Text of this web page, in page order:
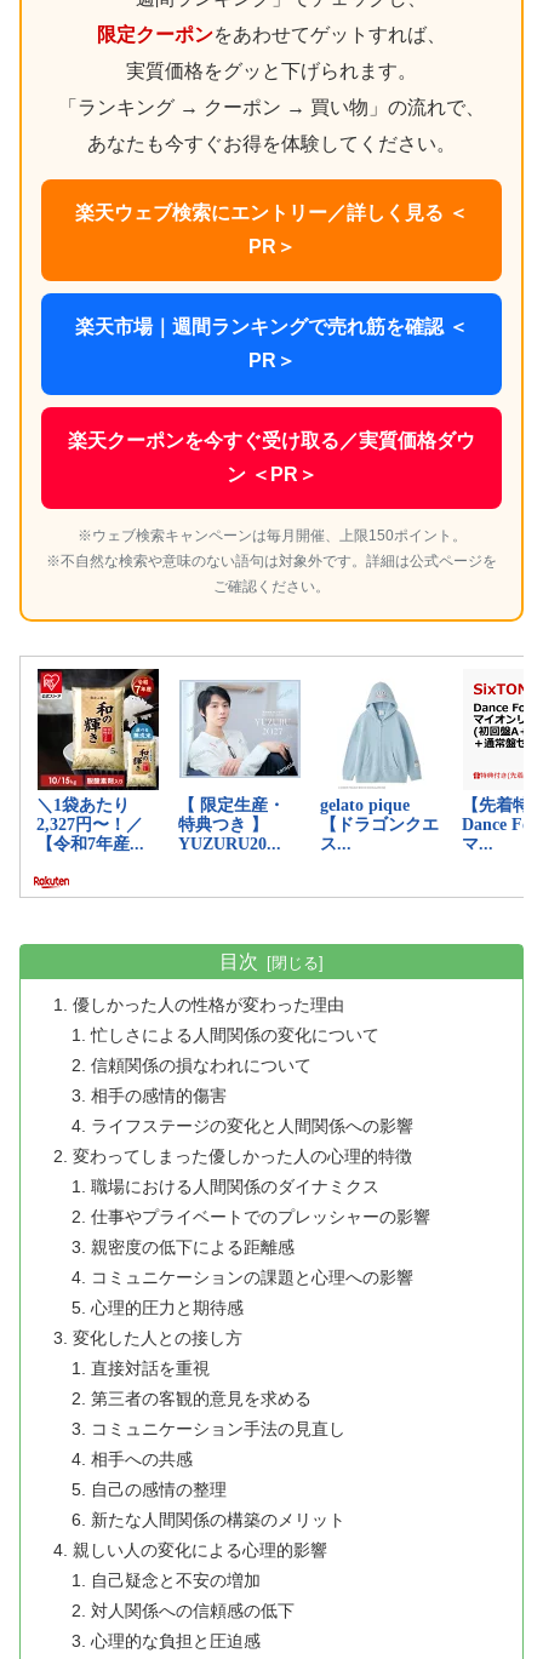
限定クーポンをあわせてゲットすれば、
実質価格をグッと下げられます。
「ランキング → クーポン → 買い物」の流れで、
あなたも今すぐお得を体験してください。
楽天ウェブ検索にエントリー／詳しく見る ＜
PR＞
楽天市場｜週間ランキングで売れ筋を確認 ＜
PR＞
楽天クーポンを今すぐ受け取る／実質価格ダウ
ン ＜PR＞
※ウェブ検索キャンペーンは毎月開催、上限150ポイント。
※不自然な検索や意味のない語句は対象外です。詳細は公式ページを
ご確認ください。
目次
優しかった人の性格が変わった理由
忙しさによる人間関係の変化について
信頼関係の損なわれについて
相手の感情的傷害
ライフステージの変化と人間関係への影響
変わってしまった優しかった人の心理的特徴
職場における人間関係のダイナミクス
仕事やプライベートでのプレッシャーの影響
親密度の低下による距離感
コミュニケーションの課題と心理への影響
心理的圧力と期待感
変化した人との接し方
直接対話を重視
第三者の客観的意見を求める
コミュニケーション手法の見直し
相手への共感
自己の感情の整理
新たな人間関係の構築のメリット
親しい人の変化による心理的影響
自己疑念と不安の増加
対人関係への信頼感の低下
心理的な負担と圧迫感